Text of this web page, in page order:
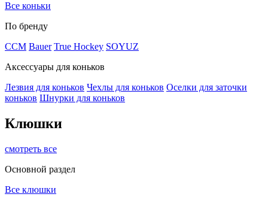
Все коньки
По бренду
ССМ Bauer True Hockey SOYUZ
Аксессуары для коньков
Лезвия для коньков Чехлы для коньков Оселки для заточки
коньков Шнурки для коньков
Клюшки
смотреть все
Основной раздел
Все клюшки